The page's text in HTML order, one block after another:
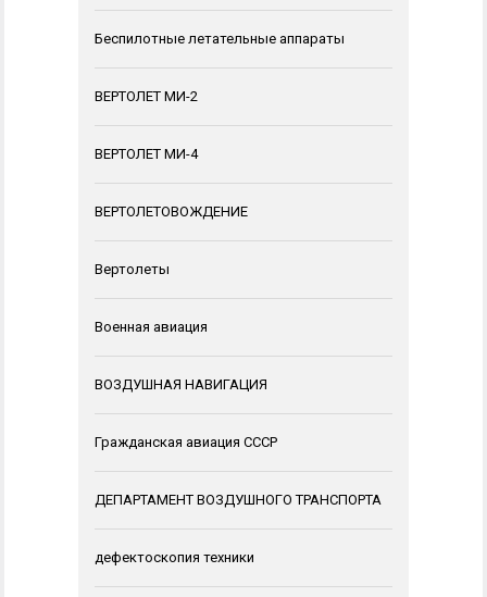
Беспилотные летательные аппараты
ВЕРТОЛЕТ МИ-2
ВЕРТОЛЕТ МИ-4
ВЕРТОЛЕТОВОЖДЕНИЕ
Вертолеты
Военная авиация
ВОЗДУШНАЯ НАВИГАЦИЯ
Гражданская авиация СССР
ДЕПАРТАМЕНТ ВОЗДУШНОГО ТРАНСПОРТА
дефектоскопия техники